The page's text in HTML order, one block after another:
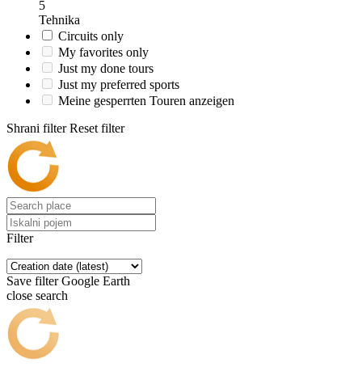
5
Tehnika
Circuits only
My favorites only
Just my done tours
Just my preferred sports
Meine gesperrten Touren anzeigen
Shrani filter Reset filter
Filter
Save filter Google Earth
close search